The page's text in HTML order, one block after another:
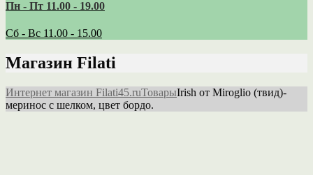
Пн - Пт 11.00 - 19.00
Сб - Вс 11.00 - 15.00
Магазин Filati
Интернет магазин Filati45.ruТоварыIrish от Miroglio (твид)-
меринос с шелком, цвет бордо.